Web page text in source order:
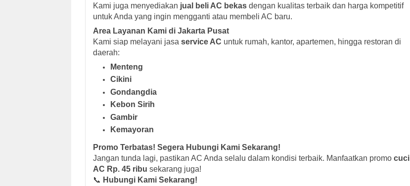
Kami juga menyediakan jual beli AC bekas dengan kualitas terbaik dan harga kompetitif
untuk Anda yang ingin mengganti atau membeli AC baru.
Area Layanan Kami di Jakarta Pusat
Kami siap melayani jasa service AC untuk rumah, kantor, apartemen, hingga restoran di
daerah:
Menteng
Cikini
Gondangdia
Kebon Sirih
Gambir
Kemayoran
Promo Terbatas! Segera Hubungi Kami Sekarang!
Jangan tunda lagi, pastikan AC Anda selalu dalam kondisi terbaik. Manfaatkan promo cuci
AC Rp. 45 ribu sekarang juga!
📞 Hubungi Kami Sekarang!